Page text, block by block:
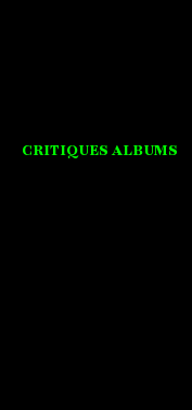
CRITIQUES ALBUMS